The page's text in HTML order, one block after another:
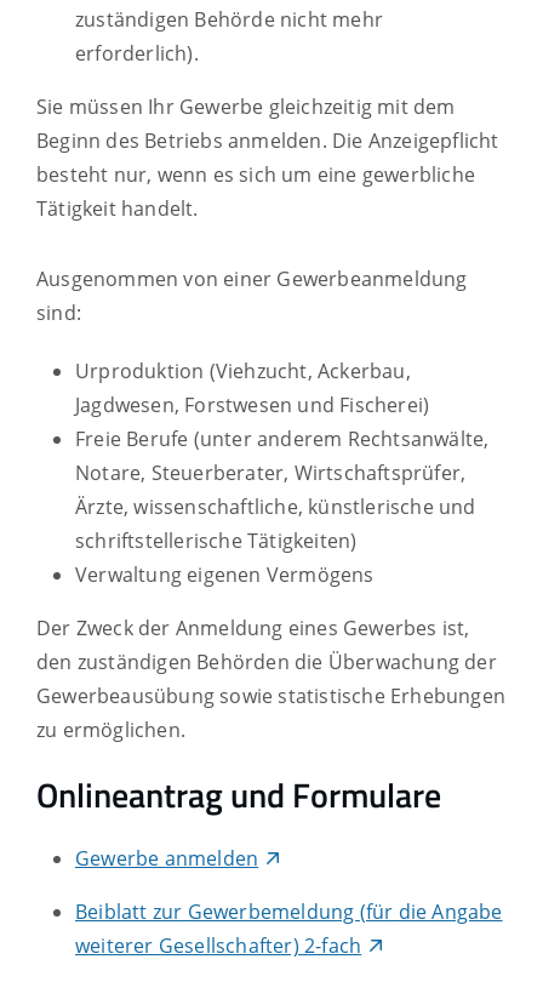
zuständigen Behörde nicht mehr
erforderlich).
Sie müssen Ihr Gewerbe gleichzeitig mit dem
Beginn des Betriebs anmelden. Die Anzeigepflicht
besteht nur, wenn es sich um eine gewerbliche
Tätigkeit handelt.
Ausgenommen von einer Gewerbeanmeldung
sind:
Urproduktion (Viehzucht, Ackerbau,
Jagdwesen, Forstwesen und Fischerei)
Freie Berufe (unter anderem Rechtsanwälte,
Notare, Steuerberater, Wirtschaftsprüfer,
Ärzte, wissenschaftliche, künstlerische und
schriftstellerische Tätigkeiten)
Verwaltung eigenen Vermögens
Der Zweck der Anmeldung eines Gewerbes ist,
den zuständigen Behörden die Überwachung der
Gewerbeausübung sowie statistische Erhebungen
zu ermöglichen.
Onlineantrag und Formulare
Gewerbe anmelden
Beiblatt zur Gewerbemeldung (für die Angabe
weiterer Gesellschafter) 2-fach